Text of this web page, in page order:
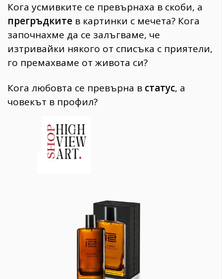
Кога усмивките се превърнаха в скоби, а
прегръдките в картинки с мечета? Кога
започнахме да се залъгваме, че
изтривайки някого от списъка с приятели,
го премахваме от живота си?
Кога любовта се превърна в статус, а
човекът в профил?